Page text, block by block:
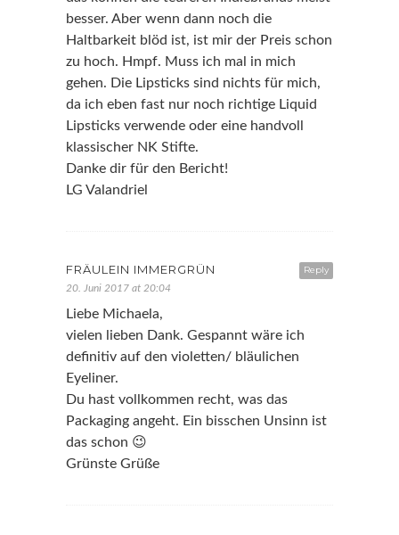
besser. Aber wenn dann noch die
Haltbarkeit blöd ist, ist mir der Preis schon
zu hoch. Hmpf. Muss ich mal in mich
gehen. Die Lipsticks sind nichts für mich,
da ich eben fast nur noch richtige Liquid
Lipsticks verwende oder eine handvoll
klassischer NK Stifte.
Danke dir für den Bericht!
LG Valandriel
Reply
FRÄULEIN IMMERGRÜN
20. Juni 2017 at 20:04
Liebe Michaela,
vielen lieben Dank. Gespannt wäre ich
definitiv auf den violetten/ bläulichen
Eyeliner.
Du hast vollkommen recht, was das
Packaging angeht. Ein bisschen Unsinn ist
das schon 😉
Grünste Grüße